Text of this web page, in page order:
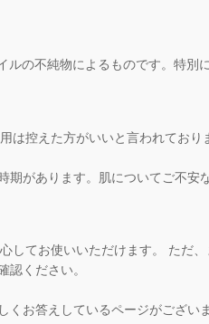
の不純物によるものです。特
は控えた方がいいと言われてお
があります。肌についてご不安
してお使いいただけます。 ただ
認ください。
お答えしているページがござい